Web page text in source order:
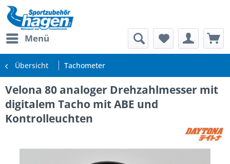
Menü
Übersicht Tachometer
Velona 80 analoger Drehzahlmesser mit
digitalem Tacho mit ABE und
Kontrolleuchten